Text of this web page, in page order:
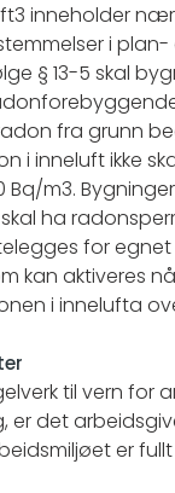
inneholder
i plan-
§ 13-5 skal
fra grunn
i inneluft ikke
Bq/m3.
ha
for egnet
kan aktiveres
i innelufta
til vern for
er det
er